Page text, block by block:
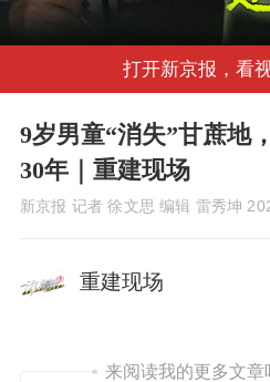
打开新京报，看
9岁男童“消失”甘蔗地
30年｜重建现场
新京报 记者 徐文思 编辑 雷秀坤
重建现场
来阅读我的更多文章